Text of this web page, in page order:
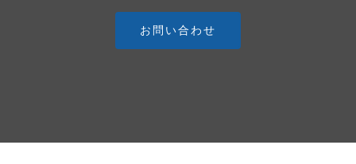
お問い合わせ